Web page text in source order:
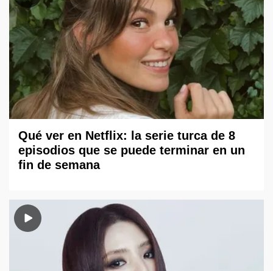
Qué ver en Netflix: la serie turca de 8
episodios que se puede terminar en un
fin de semana